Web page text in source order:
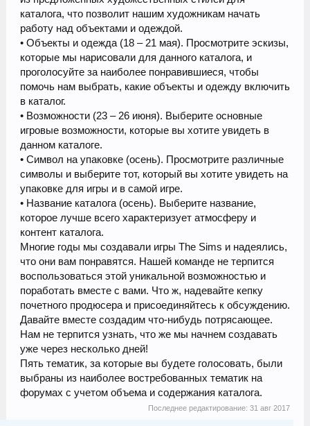
каталога, что позволит нашим художникам начать
работу над объектами и одеждой.
• Объекты и одежда (18 – 21 мая). Просмотрите эскизы,
которые мы нарисовали для данного каталога, и
проголосуйте за наиболее понравившиеся, чтобы
помочь нам выбрать, какие объекты и одежду включить
в каталог.
• Возможности (23 – 26 июня). Выберите основные
игровые возможности, которые вы хотите увидеть в
данном каталоге.
• Символ на упаковке (осень). Просмотрите различные
символы и выберите тот, который вы хотите увидеть на
упаковке для игры и в самой игре.
• Название каталога (осень). Выберите название,
которое лучше всего характеризует атмосферу и
контент каталога.
Многие годы мы создавали игры The Sims и надеялись,
что они вам понравятся. Нашей команде не терпится
воспользоваться этой уникальной возможностью и
поработать вместе с вами. Что ж, надевайте кепку
почетного продюсера и присоединяйтесь к обсуждению.
Давайте вместе создадим что-нибудь потрясающее.
Нам не терпится узнать, что же мы начнем создавать
уже через несколько дней!
Пять тематик, за которые вы будете голосовать, были
выбраны из наиболее востребованных тематик на
форумах с учетом объема и содержания каталога.
Последнее редактирование:31 авг 2017